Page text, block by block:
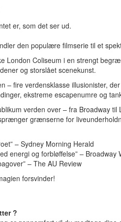
er, som det ser ud.
den populære filmserie til et
London Coliseum i en strengt
og storslået scenekunst.
– fire verdensklasse illusionister,
ekstreme escapenumre og
verden over – fra Broadway
grænserne for
– Sydney Morning Herald
energi og forbløffelse” – Broadway
– The AU Review
forsvinder!
?